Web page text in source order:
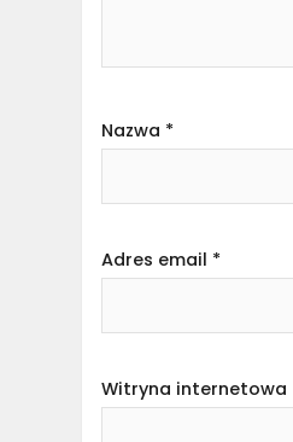
Nazwa *
Adres email *
Witryna internetowa